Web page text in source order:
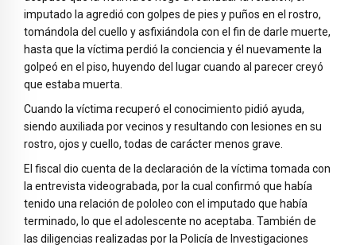
imputado la agredió con golpes de pies y puños en el rostro,
tomándola del cuello y asfixiándola con el fin de darle muerte,
hasta que la víctima perdió la conciencia y él nuevamente la
golpeó en el piso, huyendo del lugar cuando al parecer creyó
que estaba muerta.
Cuando la víctima recuperó el conocimiento pidió ayuda,
siendo auxiliada por vecinos y resultando con lesiones en su
rostro, ojos y cuello, todas de carácter menos grave.
El fiscal dio cuenta de la declaración de la víctima tomada con
la entrevista videograbada, por la cual confirmó que había
tenido una relación de pololeo con el imputado que había
terminado, lo que el adolescente no aceptaba. También de
las diligencias realizadas por la Policía de Investigaciones